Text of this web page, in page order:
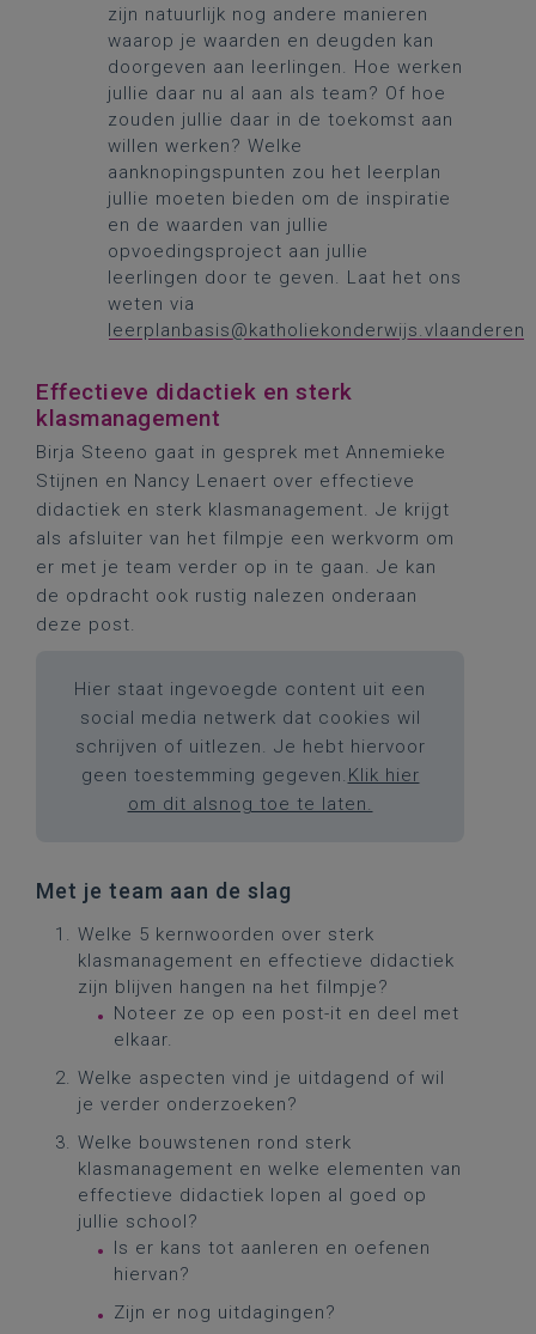
zijn natuurlijk nog andere manieren
waarop je waarden en deugden kan
doorgeven aan leerlingen. Hoe werken
jullie daar nu al aan als team? Of hoe
zouden jullie daar in de toekomst aan
willen werken? Welke
aanknopingspunten zou het leerplan
jullie moeten bieden om de inspiratie
en de waarden van jullie
opvoedingsproject aan jullie
leerlingen door te geven. Laat het ons
weten via
leerplanbasis@katholiekonderwijs.vlaanderen
Effectieve didactiek en sterk
klasmanagement
Birja Steeno gaat in gesprek met Annemieke
Stijnen en Nancy Lenaert over effectieve
didactiek en sterk klasmanagement. Je krijgt
als afsluiter van het filmpje een werkvorm om
er met je team verder op in te gaan. Je kan
de opdracht ook rustig nalezen onderaan
deze post.
Hier staat ingevoegde content uit een
social media netwerk dat cookies wil
schrijven of uitlezen. Je hebt hiervoor
geen toestemming gegeven. Klik hier
om dit alsnog toe te laten.
Met je team aan de slag
Welke 5 kernwoorden over sterk
klasmanagement en effectieve didactiek
zijn blijven hangen na het filmpje?
Noteer ze op een post-it en deel met
elkaar.
Welke aspecten vind je uitdagend of wil
je verder onderzoeken?
Welke bouwstenen rond sterk
klasmanagement en welke elementen van
effectieve didactiek lopen al goed op
jullie school?
Is er kans tot aanleren en oefenen
hiervan?
Zijn er nog uitdagingen?